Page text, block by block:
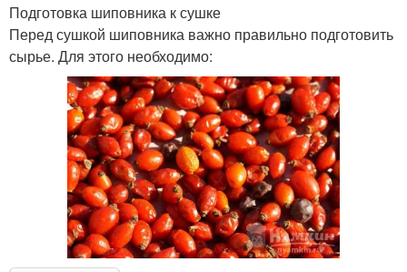
Подготовка шиповника к сушке
Перед сушкой шиповника важно правильно подготовить
сырье. Для этого необходимо: